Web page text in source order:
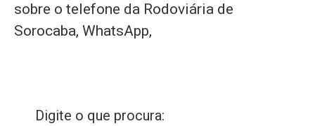
sobre o telefone da Rodoviária de
Sorocaba, WhatsApp,
Digite o que procura: